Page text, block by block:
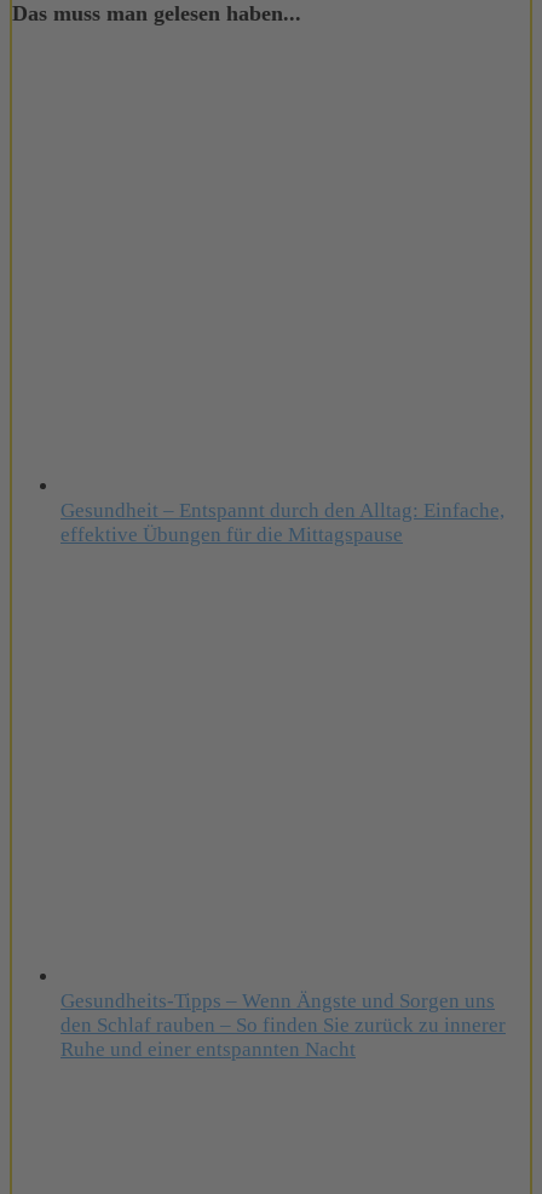
Das muss man gelesen haben...
Gesundheit – Entspannt durch den Alltag: Einfache,
effektive Übungen für die Mittagspause
Gesundheits-Tipps – Wenn Ängste und Sorgen uns
den Schlaf rauben – So finden Sie zurück zu innerer
Ruhe und einer entspannten Nacht